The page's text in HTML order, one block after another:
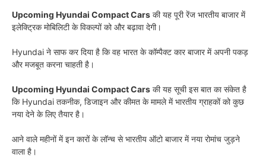
Upcoming Hyundai Compact Cars की यह पूरी रेंज भारतीय बाजार में
इलेक्ट्रिक मोबिलिटी के विकल्पों को और बढ़ावा देगी।
Hyundai ने साफ कर दिया है कि वह भारत के कॉम्पैक्ट कार बाजार में अपनी पकड़
और मजबूत करना चाहती है।
Upcoming Hyundai Compact Cars की यह सूची इस बात का संकेत है
कि Hyundai तकनीक, डिजाइन और कीमत के मामले में भारतीय ग्राहकों को कुछ
नया देने के लिए तैयार है।
आने वाले महीनों में इन कारों के लॉन्च से भारतीय ऑटो बाजार में नया रोमांच जुड़ने
वाला है।